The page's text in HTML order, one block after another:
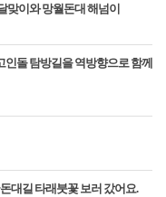
맞이와 망월돈대 해넘이
인돌 탐방길을 역방향으로 함께
대길 타래붓꽃 보러 갔어요.